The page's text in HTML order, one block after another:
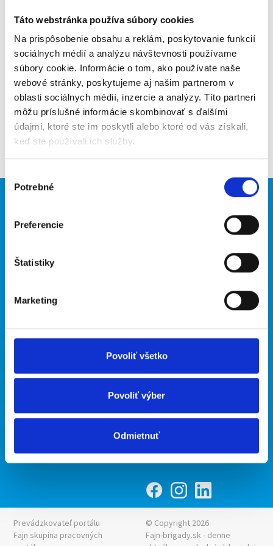
Táto webstránka používa súbory cookies
Na prispôsobenie obsahu a reklám, poskytovanie funkcií
sociálnych médií a analýzu návštevnosti používame
súbory cookie. Informácie o tom, ako používate naše
webové stránky, poskytujeme aj našim partnerom v
oblasti sociálnych médií, inzercie a analýzy. Títo partneri
môžu príslušné informácie skombinovať s ďalšími
údajmi, ktoré ste im poskytli alebo ktoré od vás získali,
keď ste používali ich služby.
súhlasu
Potrebné
Preferencie
Štatistiky
Marketing
Povoliť všetko
Povoliť výber
Odmietnuť
Upozorniť na inzerát
Pridať do obľúbených
Späť
Nové brigády
O nás
Podmienky
Upraviť predvoľby cookies
údajov
Naše ďalšie projekty
Fajn Brigády
Ponuka práce z celej ČR
mobilná aplikácia
Ponuka brigády z celej ČR
Prevádzkovateľ portálu
Fajn skupina pracovných
© Copyright 2026
Fajn-brigady.sk - denne